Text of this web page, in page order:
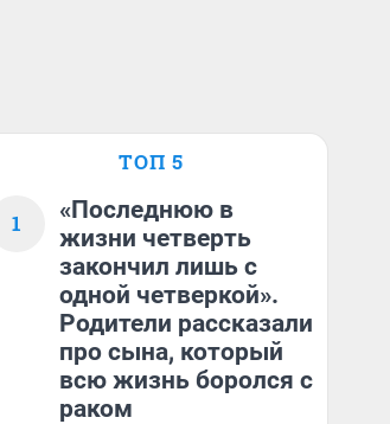
ТОП 5
1
«Последнюю в
жизни четверть
закончил лишь с
одной четверкой».
Родители рассказали
про сына, который
всю жизнь боролся с
раком